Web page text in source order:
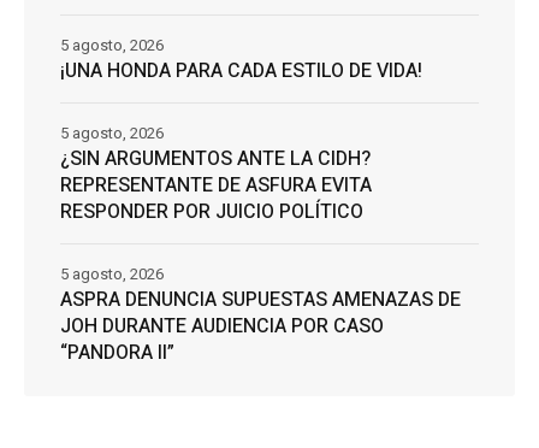
¡UNA HONDA PARA CADA ESTILO DE VIDA!
5 agosto, 2026
¿SIN ARGUMENTOS ANTE LA CIDH?
REPRESENTANTE DE ASFURA EVITA
RESPONDER POR JUICIO POLÍTICO
5 agosto, 2026
ASPRA DENUNCIA SUPUESTAS AMENAZAS DE
JOH DURANTE AUDIENCIA POR CASO
“PANDORA II”
5 agosto, 2026